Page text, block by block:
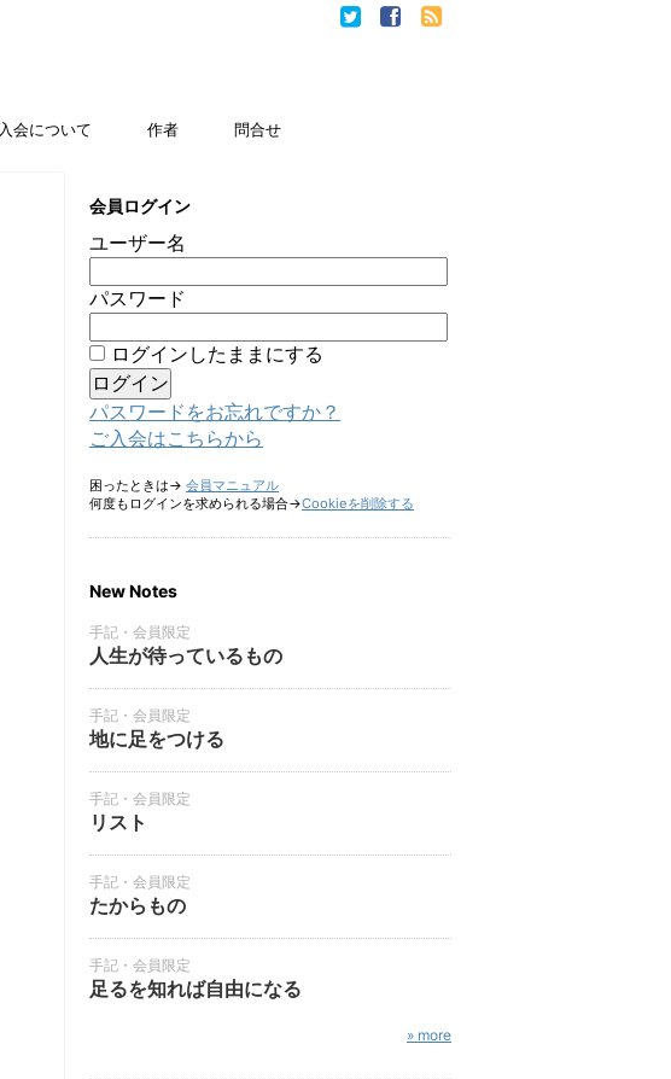
入会について 作者 問合せ
会員ログイン
ユーザー名
パスワード
ログインしたままにする
パスワードをお忘れですか？
ご入会はこちらから
困ったときは→ 会員マニュアル
何度もログインを求められる場合→Cookieを削除する
New Notes
手記・会員限定
人生が待っているもの
手記・会員限定
地に足をつける
手記・会員限定
リスト
手記・会員限定
たからもの
手記・会員限定
足るを知れば自由になる
» more